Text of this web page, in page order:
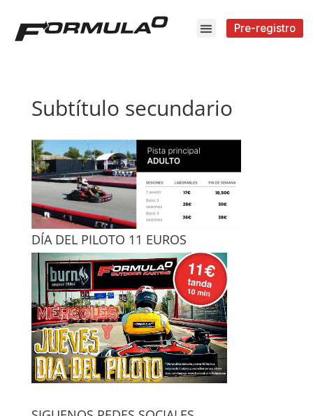
Pre-registro
Subtítulo secundario
DÍA DEL PILOTO 11 EUROS